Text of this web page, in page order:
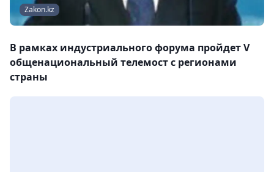
Zakon.kz
В рамках индустриального форума пройдет V
общенациональный телемост с регионами
страны